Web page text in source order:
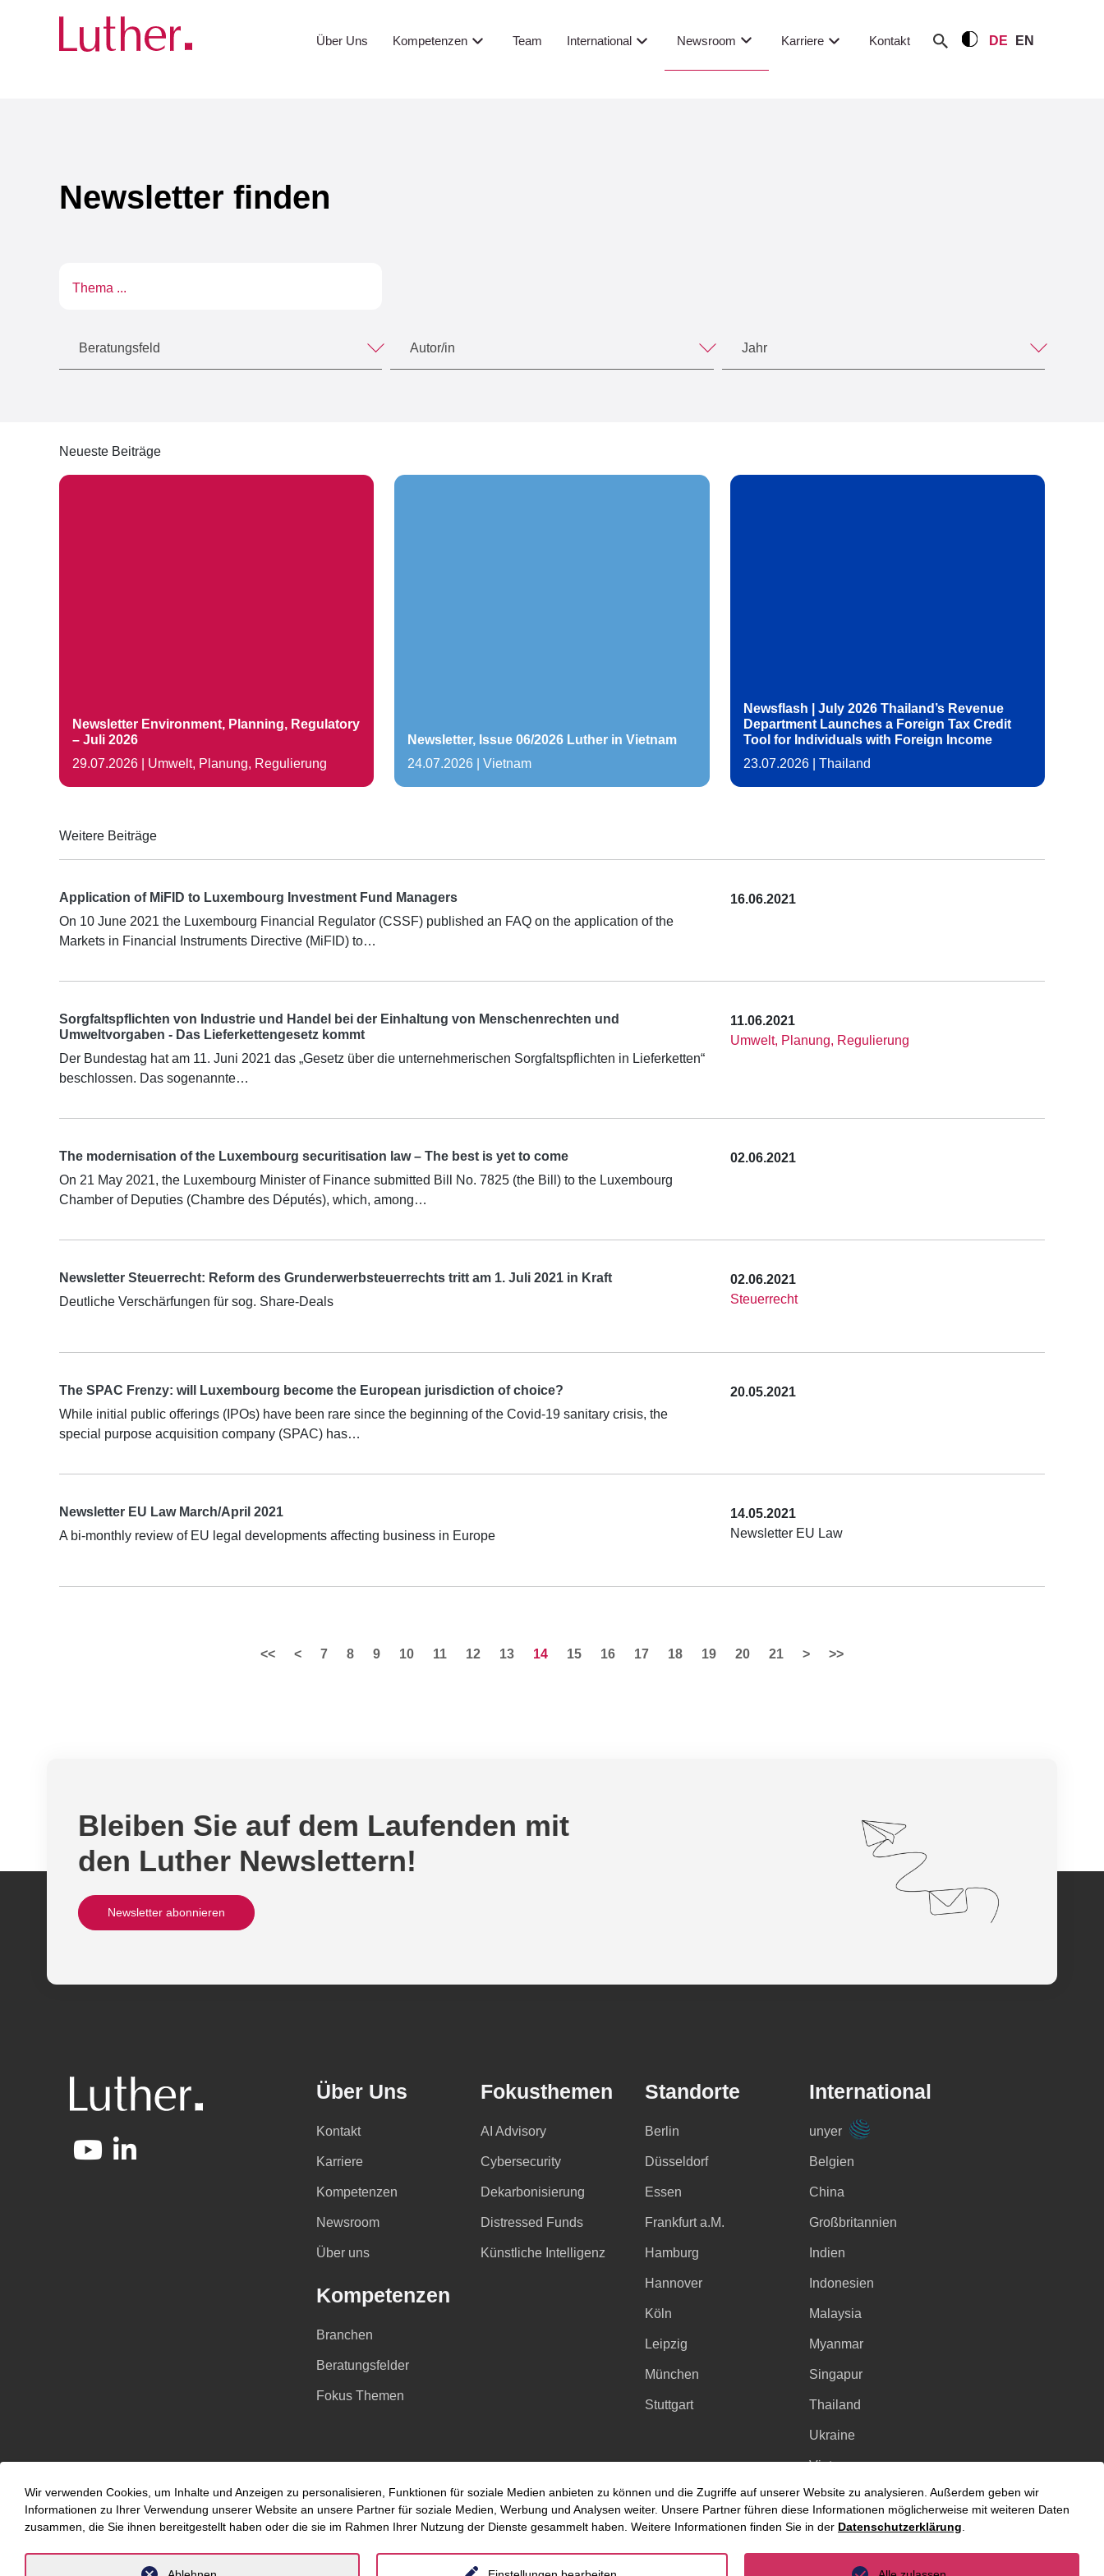
Über Uns Kompetenzen Team International Newsroom Karriere Kontakt DE EN
Newsroom
Newsletter finden
Beratungsfeld Autor/in Jahr
Neueste Beiträge
Newsletter Environment, Planning, Regulatory
– Juli 2026
29.07.2026
Umwelt, Planung, Regulierung
Newsletter, Issue 06/2026 Luther in Vietnam
24.07.2026
Vietnam
Newsflash | July 2026 Thailand’s Revenue
Department Launches a Foreign Tax Credit
Tool for Individuals with Foreign Income
23.07.2026
Thailand
Weitere Beiträge
Application of MiFID to Luxembourg Investment Fund Managers
On 10 June 2021 the Luxembourg Financial Regulator (CSSF) published an FAQ on the application of the
Markets in Financial Instruments Directive (MiFID) to…
16.06.2021
Sorgfaltspflichten von Industrie und Handel bei der Einhaltung von Menschenrechten und
Umweltvorgaben - Das Lieferkettengesetz kommt
Der Bundestag hat am 11. Juni 2021 das „Gesetz über die unternehmerischen Sorgfaltspflichten in Lieferketten“
beschlossen. Das sogenannte…
11.06.2021
Umwelt, Planung, Regulierung
The modernisation of the Luxembourg securitisation law – The best is yet to come
On 21 May 2021, the Luxembourg Minister of Finance submitted Bill No. 7825 (the Bill) to the Luxembourg
Chamber of Deputies (Chambre des Députés), which, among…
02.06.2021
Newsletter Steuerrecht: Reform des Grunderwerbsteuerrechts tritt am 1. Juli 2021 in Kraft
Deutliche Verschärfungen für sog. Share-Deals
02.06.2021
Steuerrecht
The SPAC Frenzy: will Luxembourg become the European jurisdiction of choice?
While initial public offerings (IPOs) have been rare since the beginning of the Covid-19 sanitary crisis, the
special purpose acquisition company (SPAC) has…
20.05.2021
Newsletter EU Law March/April 2021
A bi-monthly review of EU legal developments affecting business in Europe
14.05.2021
Newsletter EU Law
<< < 7 8 9 10 11 12 13 14 15 16 17 18 19 20 21 > >>
Bleiben Sie auf dem Laufenden mit
den Luther Newslettern!
Newsletter abonnieren
Über Uns
Kontakt
Karriere
Kompetenzen
Newsroom
Über uns
Kompetenzen
Branchen
Beratungsfelder
Fokus Themen
Fokusthemen
AI Advisory
Cybersecurity
Dekarbonisierung
Distressed Funds
Künstliche Intelligenz
Standorte
Berlin
Düsseldorf
Essen
Frankfurt a.M.
Hamburg
Hannover
Köln
Leipzig
München
Stuttgart
International
unyer
Belgien
China
Großbritannien
Indien
Indonesien
Malaysia
Myanmar
Singapur
Thailand
Ukraine
Vietnam
Luxemburg
Wir verwenden Cookies, um Inhalte und Anzeigen zu personalisieren, Funktionen für soziale Medien anbieten zu können und die Zugriffe auf unserer Website zu analysieren. Außerdem geben wir
Informationen zu Ihrer Verwendung unserer Website an unsere Partner für soziale Medien, Werbung und Analysen weiter. Unsere Partner führen diese Informationen möglicherweise mit weiteren Daten
zusammen, die Sie ihnen bereitgestellt haben oder die sie im Rahmen Ihrer Nutzung der Dienste gesammelt haben. Weitere Informationen finden Sie in der Datenschutzerklärung